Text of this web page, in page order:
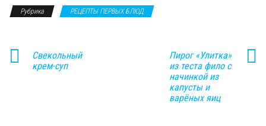
Рубрика РЕЦЕПТЫ ПЕРВЫХ БЛЮД
Свекольный
крем-суп
Пирог «Улитка»
из теста фило с
начинкой из
капусты и
варёных яиц